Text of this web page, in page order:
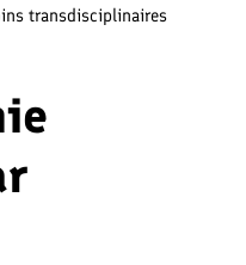
transdisciplinaires